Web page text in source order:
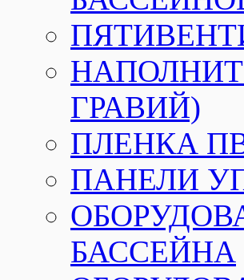
ГРАВИЙ)
ПЛЕНКА
ПАНЕЛИ
БАССЕЙНА